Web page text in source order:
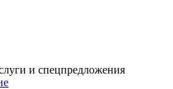
и спецпредложения